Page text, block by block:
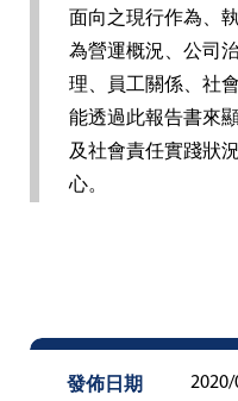
面向之現行作為、
為營運概況、公司
理、員工關係、社
能透過此報告書來
及社會責任實踐狀
心。
2020/